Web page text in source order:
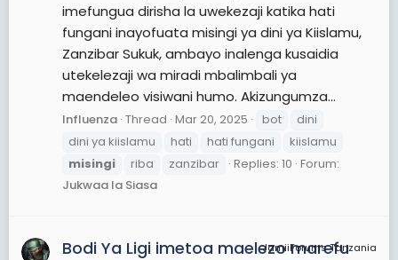
imefungua dirisha la uwekezaji katika hati
fungani inayofuata misingi ya dini ya Kiislamu,
Zanzibar Sukuk, ambayo inalenga kusaidia
utekelezaji wa miradi mbalimbali ya
maendeleo visiwani humo. Akizungumza...
Influenza Thread Mar 20, 2025 bot
dini
dini ya kiislamu
hati hati fungani
kiislamu
misingi
riba zanzibar Replies: 10 Forum:
Jukwaa la Siasa
JamiiForums Tanzania
Bodi Ya Ligi imetoa maelezo marefu